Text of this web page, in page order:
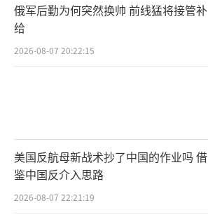
俄军后勤为何突然换帅 前线猛将接管补
给
2026-08-07 20:22:15
美国反航母新战术抄了中国的作业吗 借
鉴中国反介入思路
2026-08-07 22:21:19